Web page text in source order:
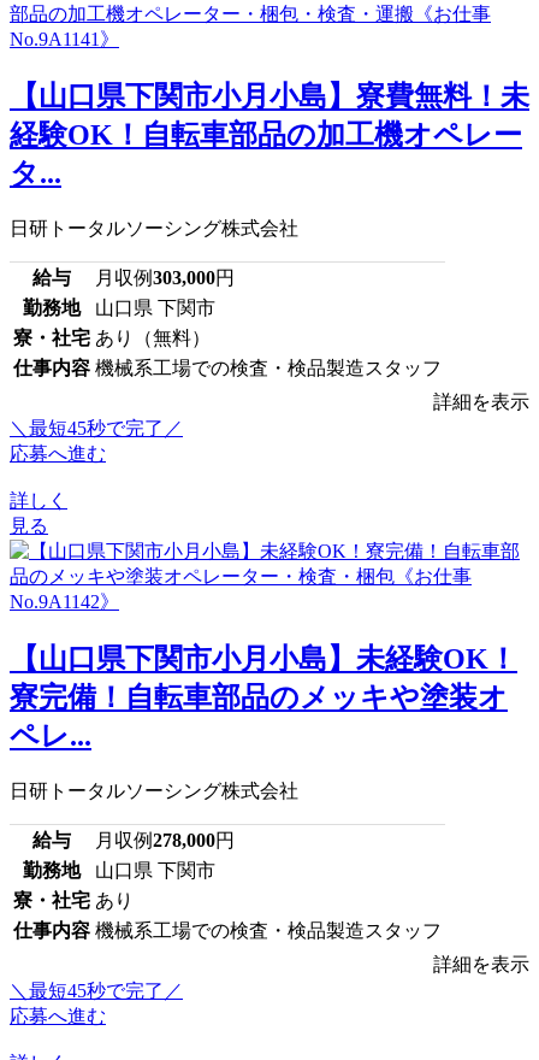
【山口県下関市小月小島】寮費無料！未
経験OK！自転車部品の加工機オペレー
タ...
日研トータルソーシング株式会社
給与 月収例303,000円
勤務地
山口県 下関市
寮・社宅 あり（無料）
仕事内容 機械系工場での検査・検品製造スタッフ
詳細を表示
＼最短45秒で完了／
応募へ進む
詳しく
見る
【山口県下関市小月小島】未経験OK！
寮完備！自転車部品のメッキや塗装オ
ペレ...
日研トータルソーシング株式会社
給与 月収例278,000円
勤務地
山口県 下関市
寮・社宅 あり
仕事内容 機械系工場での検査・検品製造スタッフ
詳細を表示
＼最短45秒で完了／
応募へ進む